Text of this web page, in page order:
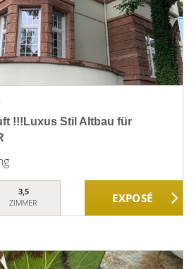
!!!Luxus Stil Altbau für
3,5
ZIMMER